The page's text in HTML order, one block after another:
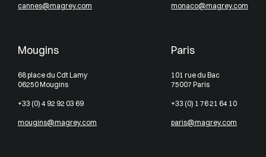
cannes@magrey.com monaco@magrey.com
Mougins
68 place du Cdt Lamy
06250 Mougins
+33 (0) 4 92 92 03 69
mougins@magrey.com
Paris
101 rue du Bac
75007 Paris
+33 (0) 1 76 21 64 10
paris@magrey.com